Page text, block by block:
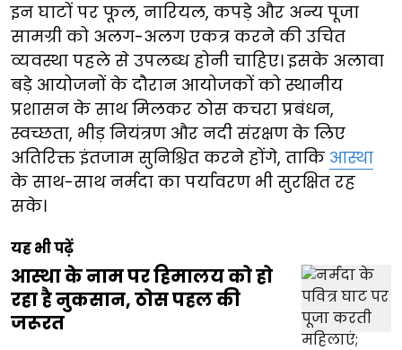
इन घाटों पर फूल, नारियल, कपड़े और अन्य पूजा
सामग्री को अलग-अलग एकत्र करने की उचित
व्यवस्था पहले से उपलब्ध होनी चाहिए। इसके अलावा
बड़े आयोजनों के दौरान आयोजकों को स्थानीय
प्रशासन के साथ मिलकर ठोस कचरा प्रबंधन,
स्वच्छता, भीड़ नियंत्रण और नदी संरक्षण के लिए
अतिरिक्त इंतजाम सुनिश्चित करने होंगे, ताकि आस्था
के साथ-साथ नर्मदा का पर्यावरण भी सुरक्षित रह
सके।
यह भी पढ़ें
आस्था के नाम पर हिमालय को हो
रहा है नुकसान, ठोस पहल की
जरूरत